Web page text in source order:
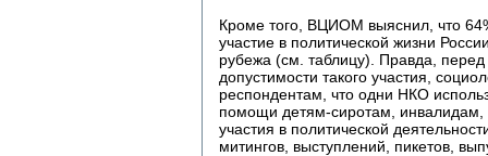
Кроме того, ВЦИОМ выяснил, что
участие в политической жизни
рубежа (см. таблицу). Правда,
допустимости такого участия,
респондентам, что одни НКО
помощи детям-сиротам,
участия в политической
митингов, выступлений, пикетов,